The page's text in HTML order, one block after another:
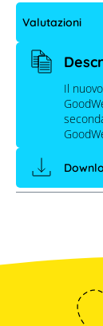
Valutazioni
Il